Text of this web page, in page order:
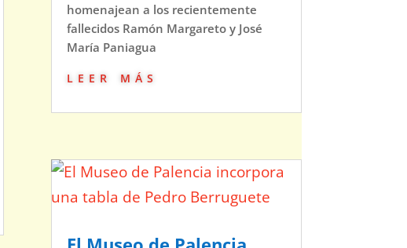
homenajean a los recientemente
fallecidos Ramón Margareto y José
María Paniagua
leer más